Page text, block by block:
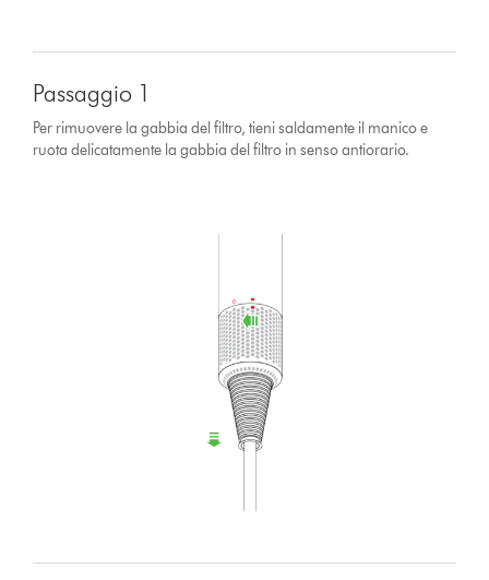
Passaggio 1
Per rimuovere la gabbia del filtro, tieni saldamente il manico e
ruota delicatamente la gabbia del filtro in senso antiorario.